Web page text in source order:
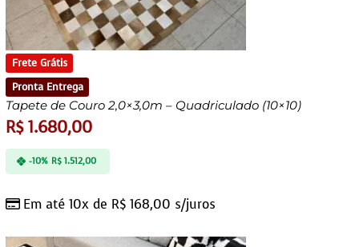
Frete Grátis
Pronta Entrega
Tapete de Couro 2,0×3,0m – Quadriculado (10×10)
R$1.680,00
Em até 10x de R$ 168,00 s/juros
-10% R$1.512,00